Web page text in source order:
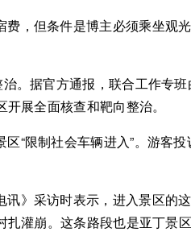
，但条件是博主必须乘坐观
。据官方通报，联合工作专
展全面核查和靶向整治。
“限制社会车辆进入”。游客
》采访时表示，进入景区的
灌崩。这条路段也是亚丁景